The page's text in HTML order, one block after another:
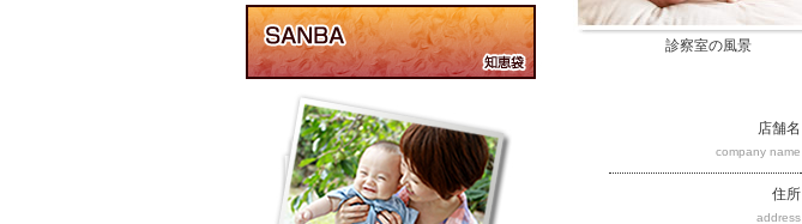
診察室の風景
店舗名
company name
住所
address